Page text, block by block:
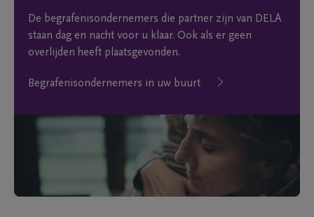
De begrafenisondernemers die partner zijn van DELA
staan dag en nacht voor u klaar. Ook als er geen
overlijden heeft plaatsgevonden.
Begrafenisondernemers in uw buurt